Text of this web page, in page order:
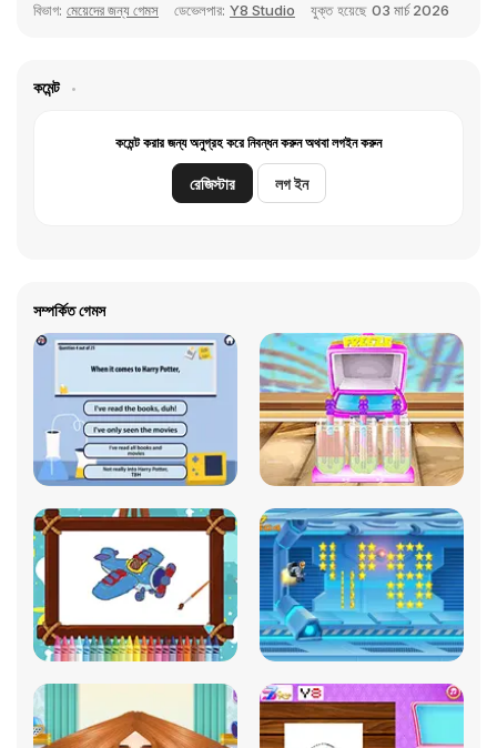
বিভাগ: মেয়েদের জন্য গেমস ডেভেলপার: Y8 Studio যুক্ত হয়েছে 03 মার্চ 2026
কমেন্ট
কমেন্ট করার জন্য অনুগ্রহ করে নিবন্ধন করুন অথবা লগইন করুন
রেজিস্টার লগ ইন
সম্পর্কিত গেমস